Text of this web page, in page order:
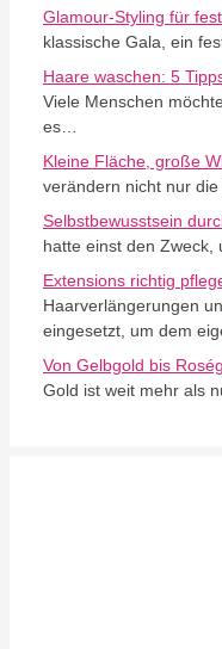
Glamour-Styling für
klassische Gala, ein
Haare waschen: 5
Viele Menschen
es…
Kleine Fläche, große
verändern nicht nur
Selbstbewusstsein
hatte einst den Zweck,
Extensions richtig
Haarverlängerungen
eingesetzt, um dem
Von Gelbgold bis
Gold ist weit mehr als